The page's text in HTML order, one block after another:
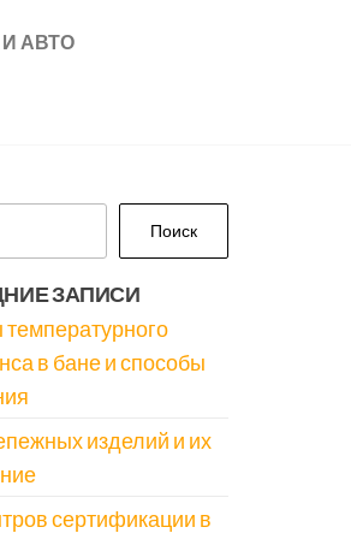
АВТО
Поиск
ЗАПИСИ
в бане и способы
изделий и их
сертификации в